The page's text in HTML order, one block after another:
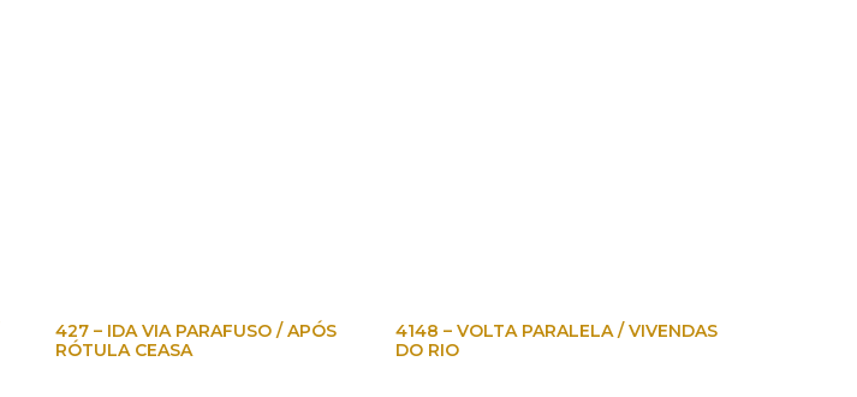
427 – IDA VIA PARAFUSO / APÓS
RÓTULA CEASA
4148 – VOLTA PARALELA / VIVENDAS
DO RIO